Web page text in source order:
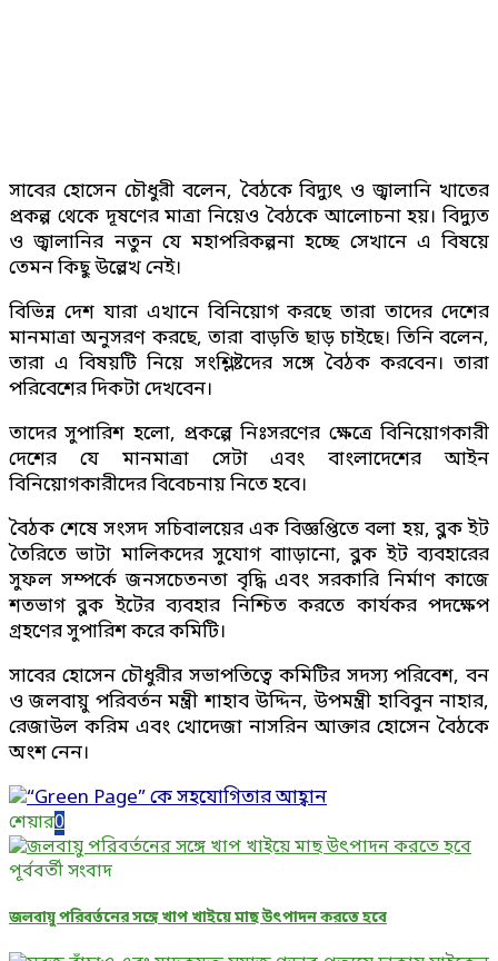
সাবের হোসেন চৌধুরী বলেন, বৈঠকে বিদ্যুৎ ও জ্বালানি খাতের
প্রকল্প থেকে দূষণের মাত্রা নিয়েও বৈঠকে আলোচনা হয়। বিদ্যুত
ও জ্বালানির নতুন যে মহাপরিকল্পনা হচ্ছে সেখানে এ বিষয়ে
তেমন কিছু উল্লেখ নেই।
বিভিন্ন দেশ যারা এখানে বিনিয়োগ করছে তারা তাদের দেশের
মানমাত্রা অনুসরণ করছে, তারা বাড়তি ছাড় চাইছে। তিনি বলেন,
তারা এ বিষয়টি নিয়ে সংশ্লিষ্টদের সঙ্গে বৈঠক করবেন। তারা
পরিবেশের দিকটা দেখবেন।
তাদের সুপারিশ হলো, প্রকল্পে নিঃসরণের ক্ষেত্রে বিনিয়োগকারী
দেশের যে মানমাত্রা সেটা এবং বাংলাদেশের আইন
বিনিয়োগকারীদের বিবেচনায় নিতে হবে।
বৈঠক শেষে সংসদ সচিবালয়ের এক বিজ্ঞপ্তিতে বলা হয়, ব্লক ইট
তৈরিতে ভাটা মালিকদের সুযোগ বাাড়ানো, ব্লক ইট ব্যবহারের
সুফল সম্পর্কে জনসচেতনতা বৃদ্ধি এবং সরকারি নির্মাণ কাজে
শতভাগ ব্লক ইটের ব্যবহার নিশ্চিত করতে কার্যকর পদক্ষেপ
গ্রহণের সুপারিশ করে কমিটি।
সাবের হোসেন চৌধুরীর সভাপতিত্বে কমিটির সদস্য পরিবেশ, বন
ও জলবায়ু পরিবর্তন মন্ত্রী শাহাব উদ্দিন, উপমন্ত্রী হাবিবুন নাহার,
রেজাউল করিম এবং খোদেজা নাসরিন আক্তার হোসেন বৈঠকে
অংশ নেন।
শেয়ার0
পূর্ববর্তী সংবাদ
জলবায়ু পরিবর্তনের সঙ্গে খাপ খাইয়ে মাছ উৎপাদন করতে হবে